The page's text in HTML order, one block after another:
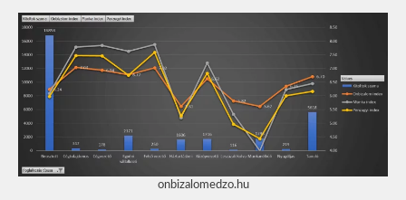
onbizalomedzo.hu